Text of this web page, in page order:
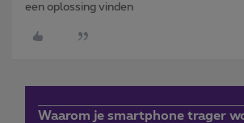
een oplossing vinden
Waarom je smartphone trager